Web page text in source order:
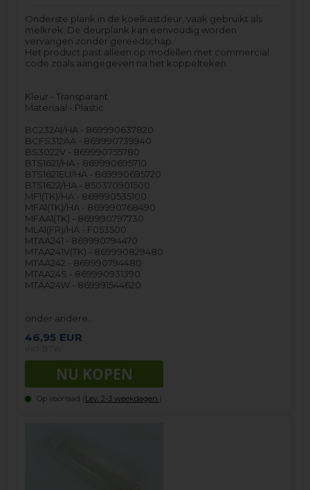
Onderste plank in de koelkastdeur, vaak gebruikt als
melkrek. De deurplank kan eenvoudig worden
vervangen zonder gereedschap.
Het product past alleen op modellen met commercial
code zoals aangegeven na het koppelteken.
Kleur - Transparant
Materiaal - Plastic
BC232AI/HA - 869990637820
BCFS312AA - 869990739940
BS3022V - 869990755780
BTS1621/HA - 869990695710
BTS1621EU/HA - 869990695720
BTS1622/HA - 850370901500
MF1(TK)/HA - 869990535100
MFA1(TK)/HA - 869990768490
MFAA1(TK) - 869990797730
MLA1(FR)/HA - F053500
MTAA241 - 869990794470
MTAA241V(TK) - 869990829480
MTAA242 - 869990794480
MTAA24S - 869990931390
MTAA24W - 869991544620
onder andere…
46,95 EUR
Op voorraad (Lev. 2-3 weekdagen. ).